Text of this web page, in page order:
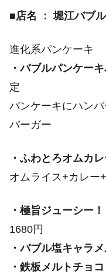
■店名 ： 堀江バブル
進化系パンケーキ
・バブルパンケー
定
パンケーキにハン
バーガー
・ふわとろオムカ
オムライス+カレー
・極旨ジューシー
1680円
・バブル塩キャラ
・鉄板メルトチョ